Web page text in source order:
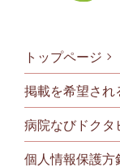
トップページ
掲載を希望され
病院なびドクタ
個人情報保護方